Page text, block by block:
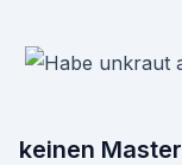
keinen